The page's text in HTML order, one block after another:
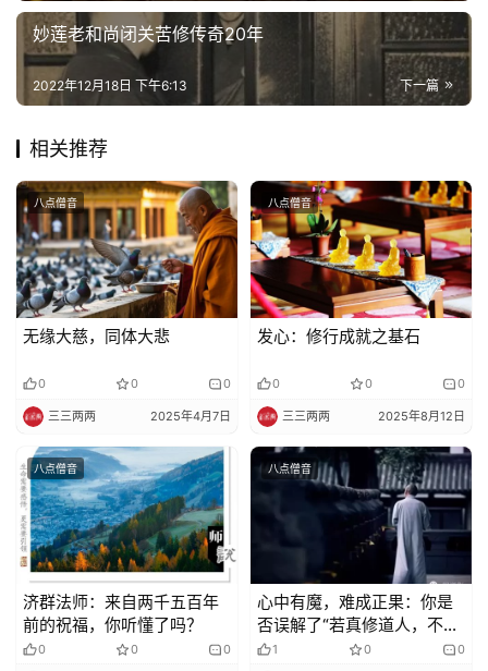
录
佛
教
术
政
策
法
规
免
责
声
明
妙莲老和尚闭关苦修传奇20年
下一篇
2022年12月18日 下午6:13
相关推荐
八点僧音
无缘大慈，同体大悲
0 0 0
三三两两 2025年4月7日
八点僧音
发心：修行成就之基石
0 0 0
三三两两 2025年8月12日
八点僧音
济群法师：来自两千五百年
前的祝福，你听懂了吗？
0 0 0
八点僧音
心中有魔，难成正果：你是
否误解了“若真修道人，不见
世间过”
1 0 0